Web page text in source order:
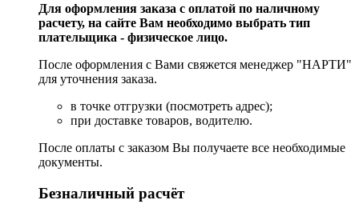
Для оформления заказа с оплатой по наличному
расчету, на сайте Вам необходимо выбрать тип
плательщика - физическое лицо.
После оформления с Вами свяжется менеджер "НАРТИ"
для уточнения заказа.
в точке отгрузки (посмотреть адрес);
при доставке товаров, водителю.
После оплаты с заказом Вы получаете все необходимые
документы.
Безналичный расчёт